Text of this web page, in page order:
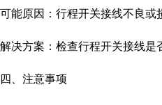
可能原因：行程开关接线不良或
解决方案：检查行程开关接线是
四、注意事项